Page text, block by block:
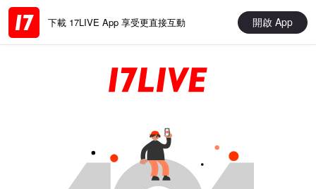
下載 17LIVE App 享受更直接互動 開啟 App